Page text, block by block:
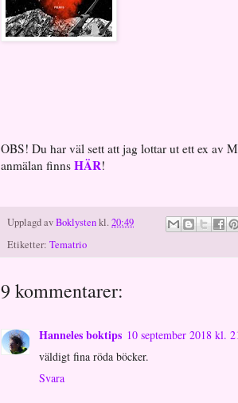
OBS! Du har väl sett att jag lottar ut ett ex av
anmälan finns HÄR!
Upplagd avBoklystenkl. 20:49
Etiketter: Tematrio
9 kommentarer:
Hanneles boktips 10 september 2018 kl.
väldigt fina röda böcker.
Svara